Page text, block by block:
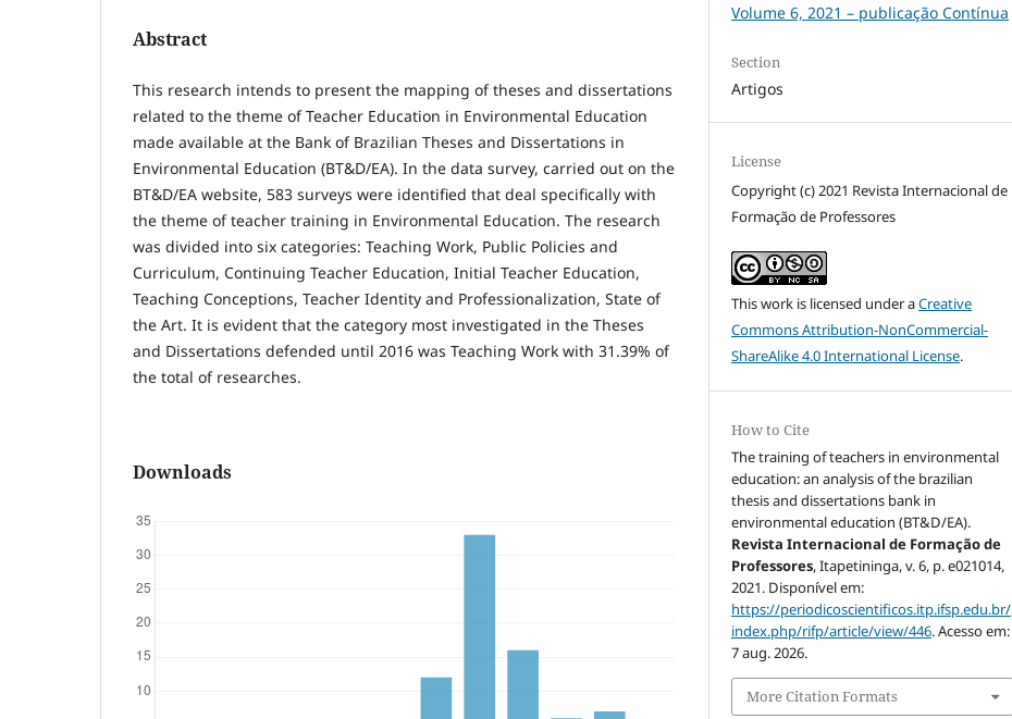
Abstract
This research intends to present the mapping of theses and dissertations
related to the theme of Teacher Education in Environmental Education
made available at the Bank of Brazilian Theses and Dissertations in
Environmental Education (BT&D/EA). In the data survey, carried out on the
BT&D/EA website, 583 surveys were identified that deal specifically with
the theme of teacher training in Environmental Education. The research
was divided into six categories: Teaching Work, Public Policies and
Curriculum, Continuing Teacher Education, Initial Teacher Education,
Teaching Conceptions, Teacher Identity and Professionalization, State of
the Art. It is evident that the category most investigated in the Theses
and Dissertations defended until 2016 was Teaching Work with 31.39% of
the total of researches.
Downloads
Volume 6, 2021 – publicação Contínua
Section
Artigos
License
Copyright (c) 2021 Revista Internacional de
Formação de Professores
This work is licensed under aCreative
Commons Attribution-NonCommercial-
ShareAlike 4.0 International License.
How to Cite
The training of teachers in environmental
education: an analysis of the brazilian
thesis and dissertations bank in
environmental education (BT&D/EA).
Revista Internacional de Formação de
Professores, Itapetininga, v. 6, p. e021014,
2021. Disponível em:
https://periodicoscientificos.itp.ifsp.edu.br/
index.php/rifp/article/view/446. Acesso em:
7 aug. 2026.
More Citation Formats